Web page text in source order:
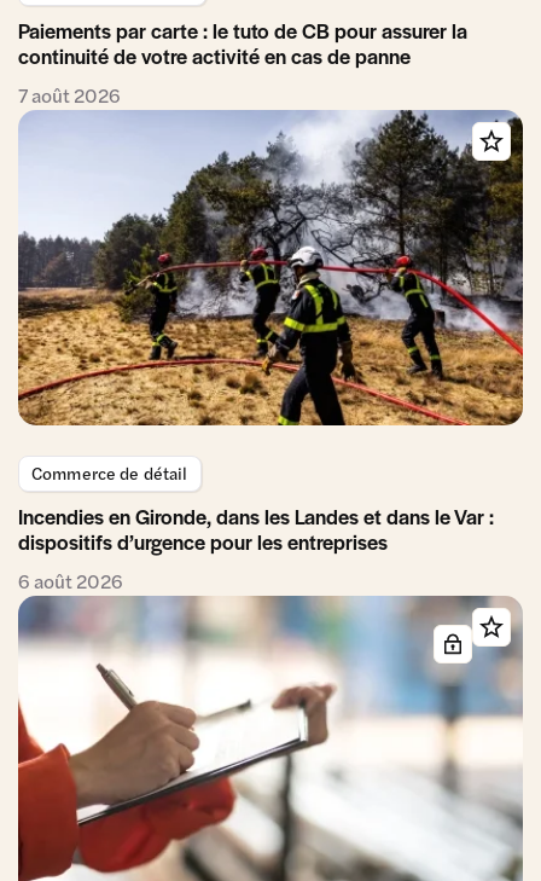
Paiements par carte : le tuto de CB pour assurer la
continuité de votre activité en cas de panne
7 août 2026
Commerce de détail
Incendies en Gironde, dans les Landes et dans le Var :
dispositifs d’urgence pour les entreprises
6 août 2026